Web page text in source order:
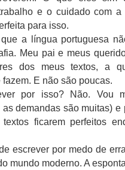
e o cuidado com
para isso.
a língua portuguesa
Meu pai e meus
dos meus textos, a
E não são poucas.
por isso? Não. Vou
demandas são muitas) e
ficarem perfeitos
escrever por medo de
mundo moderno. A